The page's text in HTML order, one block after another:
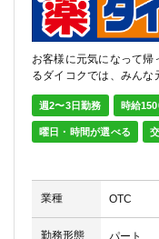
お客様に元気になって
るダイコクでは、みんな
す。
週2〜3日勤務 時給
曜日・時間が選べる
業種 OTC
勤務形態 パート